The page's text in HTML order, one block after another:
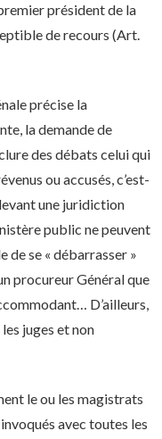
président de la
de recours (Art.
précise la
la demande de
des débats celui qui
ou accusés, c’est-
une juridiction
public ne peuvent
de se « débarrasser »
procureur Général que
D’ailleurs,
juges et non
le ou les magistrats
avec toutes les